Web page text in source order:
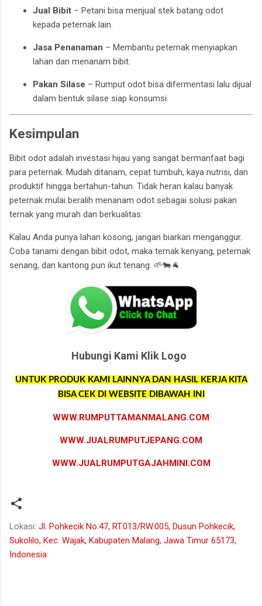
Jual Bibit – Petani bisa menjual stek batang odot
kepada peternak lain.
Jasa Penanaman – Membantu peternak menyiapkan
lahan dan menanam bibit.
Pakan Silase – Rumput odot bisa difermentasi lalu dijual
dalam bentuk silase siap konsumsi.
Kesimpulan
Bibit odot adalah investasi hijau yang sangat bermanfaat bagi
para peternak. Mudah ditanam, cepat tumbuh, kaya nutrisi, dan
produktif hingga bertahun-tahun. Tidak heran kalau banyak
peternak mulai beralih menanam odot sebagai solusi pakan
ternak yang murah dan berkualitas.
Kalau Anda punya lahan kosong, jangan biarkan menganggur.
Coba tanami dengan bibit odot, maka ternak kenyang, peternak
senang, dan kantong pun ikut tenang. 🌱🐄🐐
Hubungi Kami Klik Logo
UNTUK PRODUK KAMI LAINNYA DAN HASIL KERJA KITA
BISA CEK DI WEBSITE DIBAWAH INI
WWW.RUMPUTTAMANMALANG.COM
WWW.JUALRUMPUTJEPANG.COM
WWW.JUALRUMPUTGAJAHMINI.COM
Lokasi: Jl. Pohkecik No.47, RT.013/RW.005, Dusun Pohkecik,
Sukolilo, Kec. Wajak, Kabupaten Malang, Jawa Timur 65173,
Indonesia